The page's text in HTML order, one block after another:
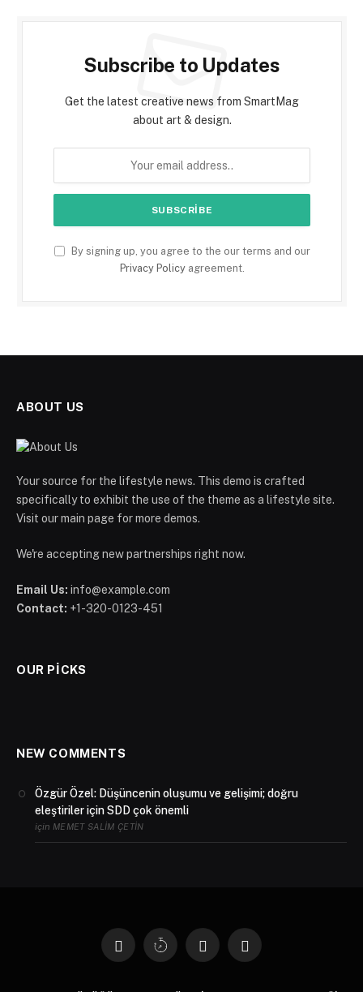
Subscribe to Updates
Get the latest creative news from SmartMag
about art & design.
By signing up, you agree to the our terms and our
Privacy Policyagreement.
ABOUT US
Your source for the lifestyle news. This demo is crafted
specifically to exhibit the use of the theme as a lifestyle site.
Visit our main page for more demos.
We're accepting new partnerships right now.
Email Us: info@example.com
Contact: +1-320-0123-451
OUR PICKS
NEW COMMENTS
Özgür Özel: Düşüncenin oluşumu ve gelişimi; doğru
eleştiriler için SDD çok önemli
için MEMET SALIM ÇETIN
Facebook
X
InstagramYouTube